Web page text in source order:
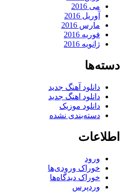
می 2016
آوریل 2016
مارس 2016
فوریه 2016
ژانویه 2016
دسته‌ها
دانلود آهنگ جدید
دانلود اهنگ جدید
دانلود موزیک
دسته‌بندی نشده
اطلاعات
ورود
خوراک ورودی‌ها
خوراک دیدگاه‌ها
وردپرس